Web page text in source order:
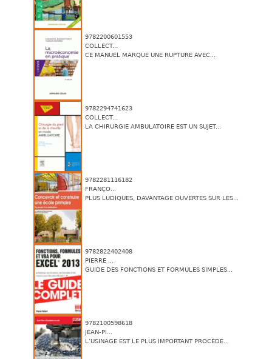
9782200601553
COLLECT...
CE MANUEL MARQUE UNE RUPTURE AVEC...
9782294741623
COLLECT...
LA CHIRURGIE AMBULATOIRE EST UN SUJET...
9782281116182
FRANÇO...
PLUS LUDIQUES, DAVANTAGE OUVERTES SUR LES...
9782822402408
PIERRE ...
GUIDE DES FONCTIONS ET FORMULES SIMPLES...
9782100598618
JEAN-PI...
L’USINAGE EST LE PLUS IMPORTANT PROCÉDÉ...